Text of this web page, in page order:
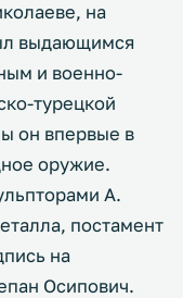
на
выдающимся
и военно-
турецкой
он впервые в
оружие.
А.
постамент
на
Осипович.